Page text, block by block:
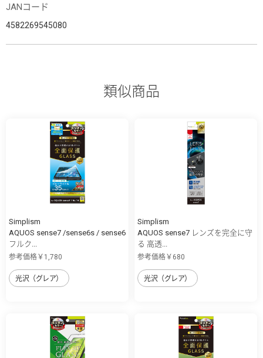
JANコード
4582269545080
類似商品
Simplism
AQUOS sense7 /sense6s / sense6
フルク...
参考価格￥1,780
光沢（グレア）
Simplism
AQUOS sense7 レンズを完全に守
る 高透...
参考価格￥680
光沢（グレア）